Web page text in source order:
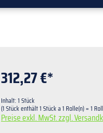
312,27 €*
Inhalt:1 Stück
(1 Stück enthält 1 Stück a 1 Rolle(n) = 1
Preise exkl. MwSt. zzgl.